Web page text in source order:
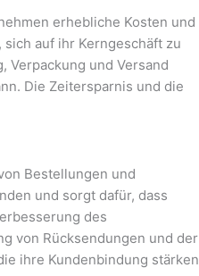
erhebliche Kosten und
auf ihr Kerngeschäft zu
Verpackung und Versand
Die Zeitersparnis und die
Bestellungen und
und sorgt dafür, dass
des
von Rücksendungen und der
ihre Kundenbindung stärken